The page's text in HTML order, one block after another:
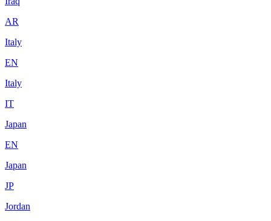
AR
Italy
EN
Italy
IT
Japan
EN
Japan
JP
Jordan